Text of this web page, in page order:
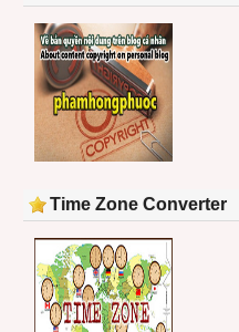
Time Zone Converter